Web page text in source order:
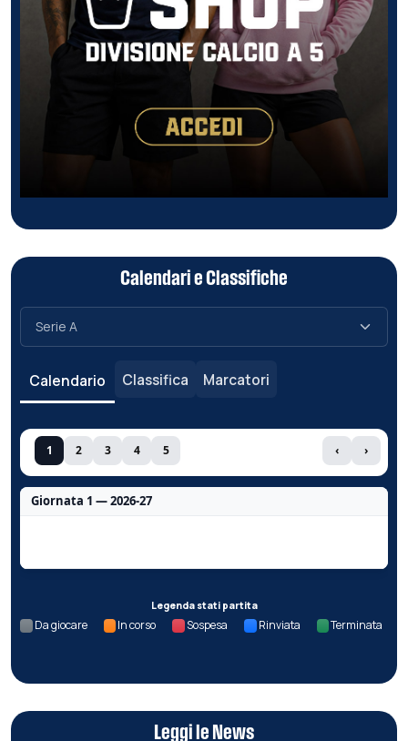
Calendari e Classifiche
Calendario Classifica Marcatori
1 2 3 4 5 ‹ ›
Giornata 1 — 2026-27
Legenda stati partita
Da giocare In corso Sospesa Rinviata Terminata
Leggi le News